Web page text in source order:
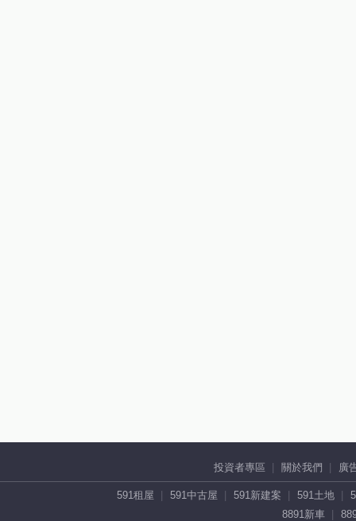
投資者專區 關於我們 廣
591租屋 591中古屋 591新建案 591土地
8891新車